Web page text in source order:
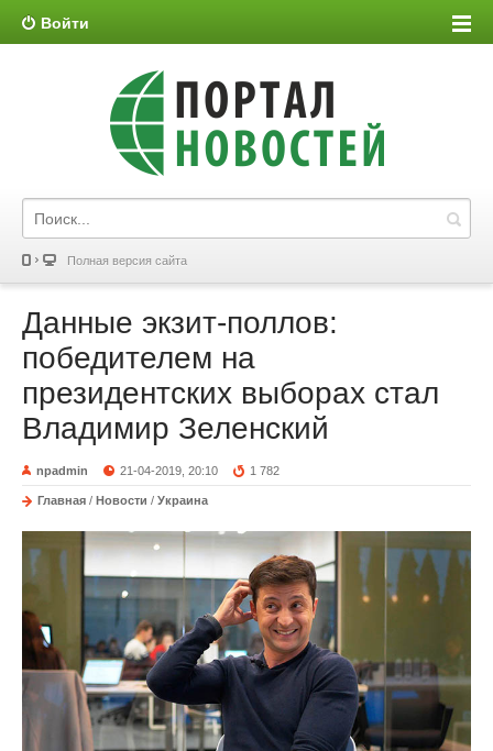
Войти
Полная версия сайта
Данные экзит-поллов:
победителем на
президентских выборах стал
Владимир Зеленский
npadmin 21-04-2019, 20:10 1 782
Главная / Новости / Украина